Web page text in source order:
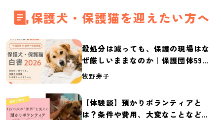
保護犬・保護猫を迎えたい方へ
殺処分は減っても、保護の現場はな
ぜ厳しいままなのか｜保護団体59団
体の実態調査【保護犬・保護猫白書
牧野芽子
【体験談】預かりボランティアと
は？条件や費用、大変なことなど紹